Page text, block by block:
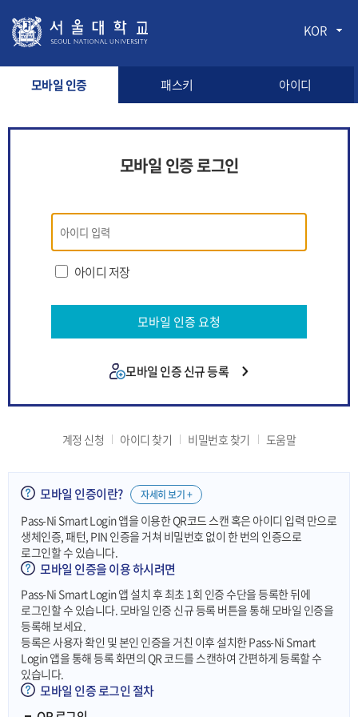
KOR
모바일 인증 패스키 아이디
모바일 인증 로그인
모바일
인증
로그인
아이디 저장
모바일 인증 요청
모바일 인증 신규 등록
계정 신청 아이디 찾기 비밀번호 찾기 도움말
모바일 인증이란? 자세히 보기 +
Pass-Ni Smart Login 앱을 이용한 QR코드 스캔 혹은 아이디 입력 만으로
생체인증, 패턴, PIN 인증을 거쳐 비밀번호 없이 한 번의 인증으로
로그인할 수 있습니다.
모바일 인증을 이용 하시려면
Pass-Ni Smart Login 앱 설치 후 최초 1회 인증 수단을 등록한 뒤에
로그인할 수 있습니다. 모바일 인증 신규 등록 버튼을 통해 모바일 인증을
등록해 보세요.
등록은 사용자 확인 및 본인 인증을 거친 이후 설치한 Pass-Ni Smart
Login 앱을 통해 등록 화면의 QR 코드를 스캔하여 간편하게 등록할 수
있습니다.
모바일 인증 로그인 절차